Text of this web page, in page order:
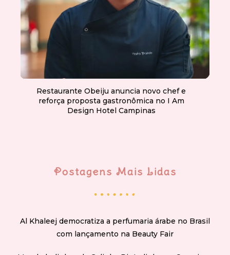
Restaurante Obeiju anuncia novo chef e
reforça proposta gastronômica no I Am
Design Hotel Campinas
Postagens Mais Lidas
Al Khaleej democratiza a perfumaria árabe no Brasil
com lançamento na Beauty Fair